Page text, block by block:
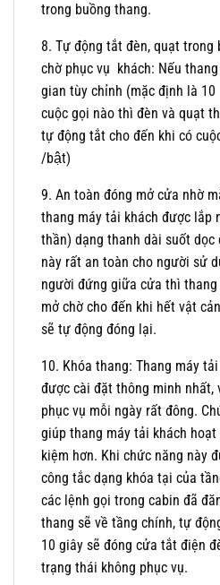
trong buồng thang.
8. Tự động tắt đèn, quạt trong
chờ phục vụ khách: Nếu
gian tùy chỉnh (mặc định là
cuộc gọi nào thì đèn và quạt
tự động tắt cho đến khi có
/bật)
9. An toàn đóng mở cửa nhờ
thang máy tải khách được lắp
thần) dạng thanh dài suốt
này rất an toàn cho người sử
người đứng giữa cửa thì
mở chờ cho đến khi hết vật
sẽ tự động đóng lại.
10. Khóa thang: Thang máy
được cài đặt thông minh nhất,
phục vụ mỗi ngày rất đông.
giúp thang máy tải khách
kiệm hơn. Khi chức năng này
công tắc dạng khóa tại của
các lệnh gọi trong cabin đã
thang sẽ về tầng chính, tự
10 giây sẽ đóng cửa tắt điện
trạng thái không phục vụ.